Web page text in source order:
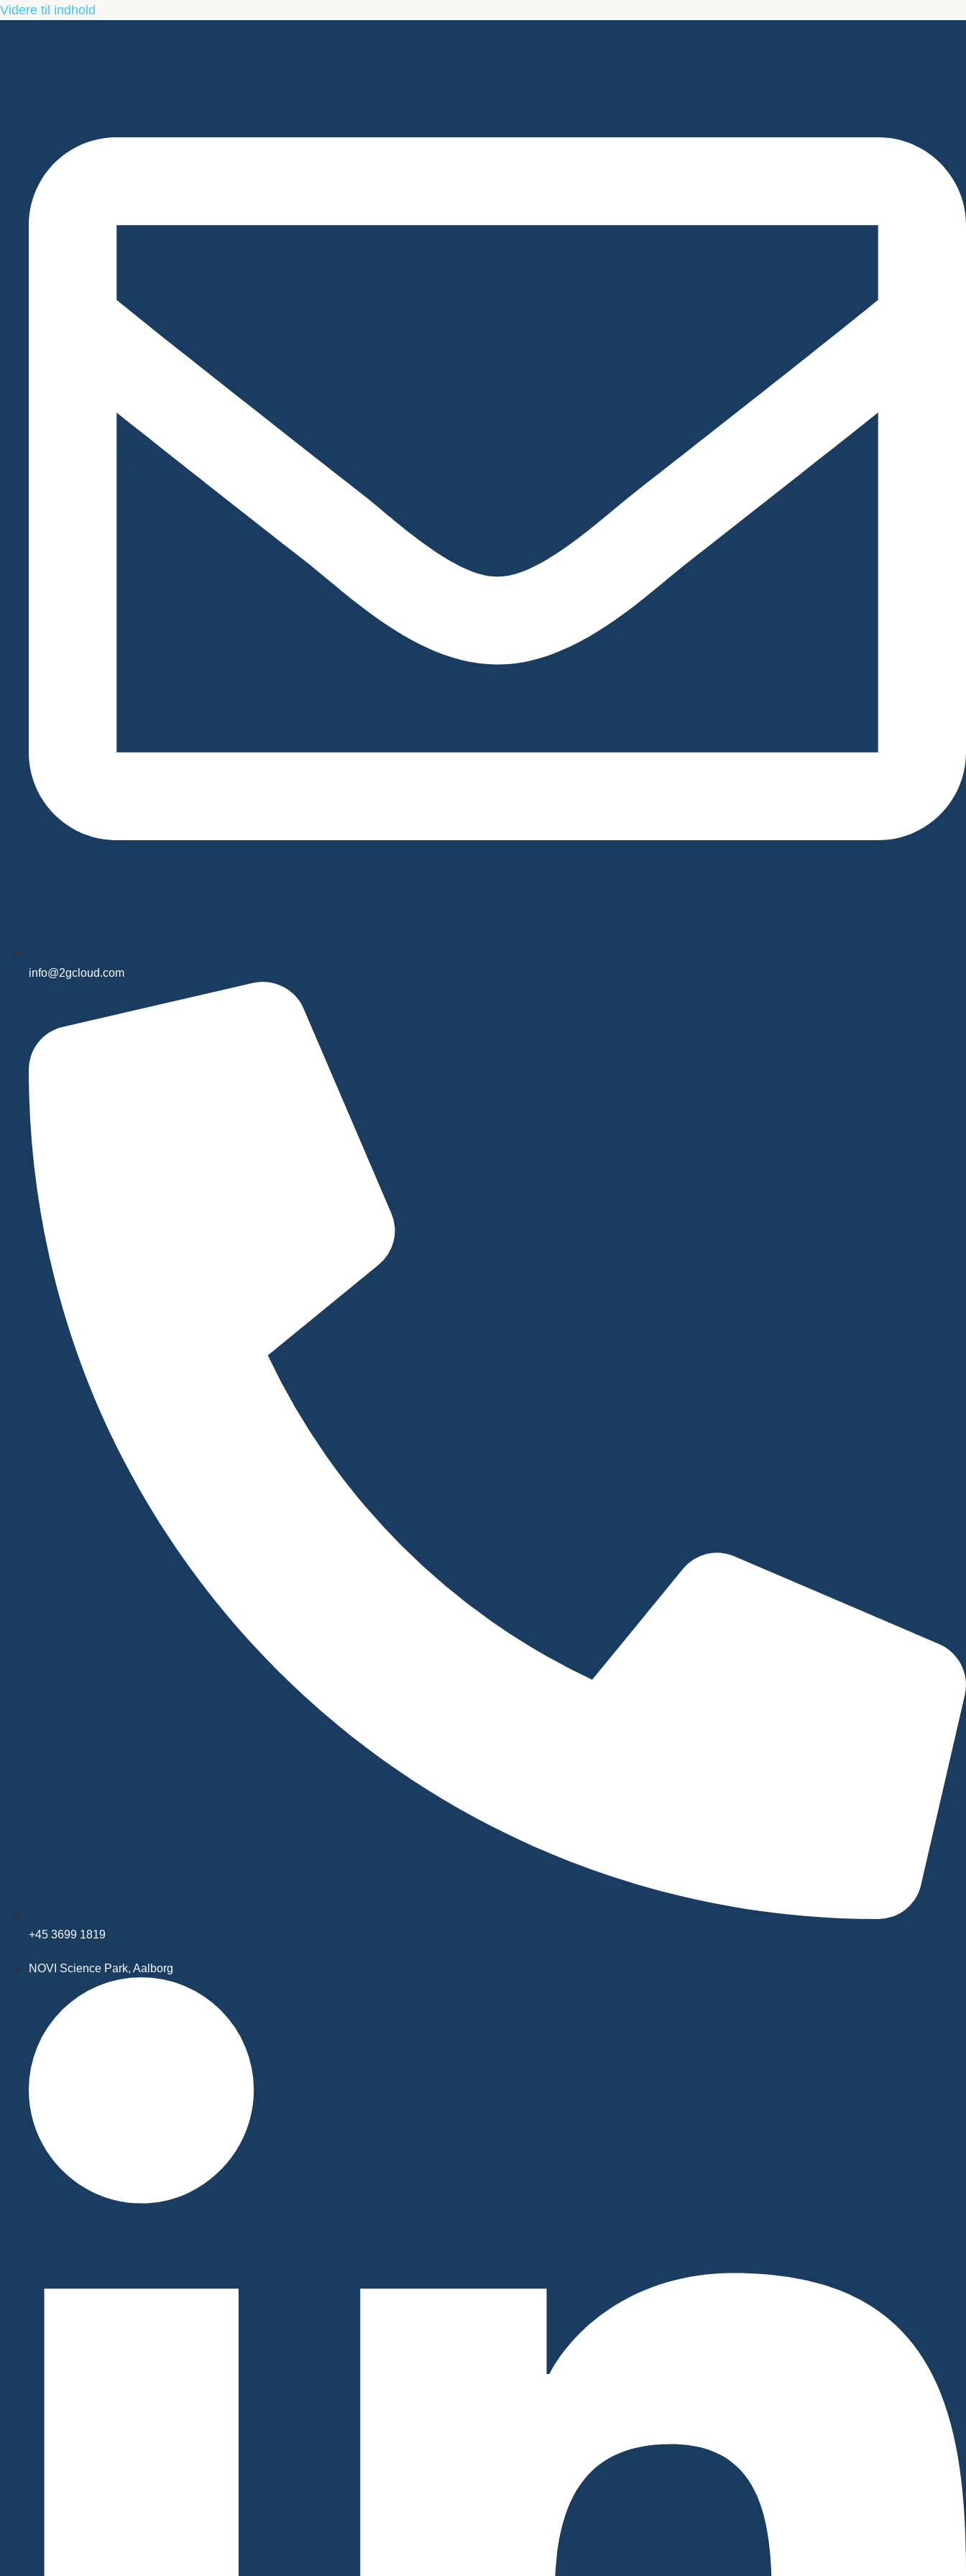
Videre til indhold
info@2gcloud.com
+45 3699 1819
NOVI Science Park, Aalborg